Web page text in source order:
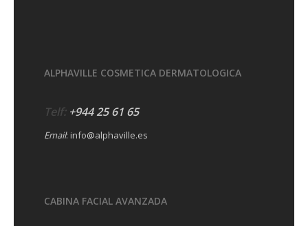
ALPHAVILLE COSMETICA DERMATOLOGICA
Telf: +944 25 61 65
Email: info@alphaville.es
CABINA FACIAL AVANZADA